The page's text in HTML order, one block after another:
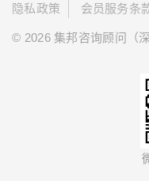
隐私政策
会员服务条
© 2026 集邦咨询顾问（